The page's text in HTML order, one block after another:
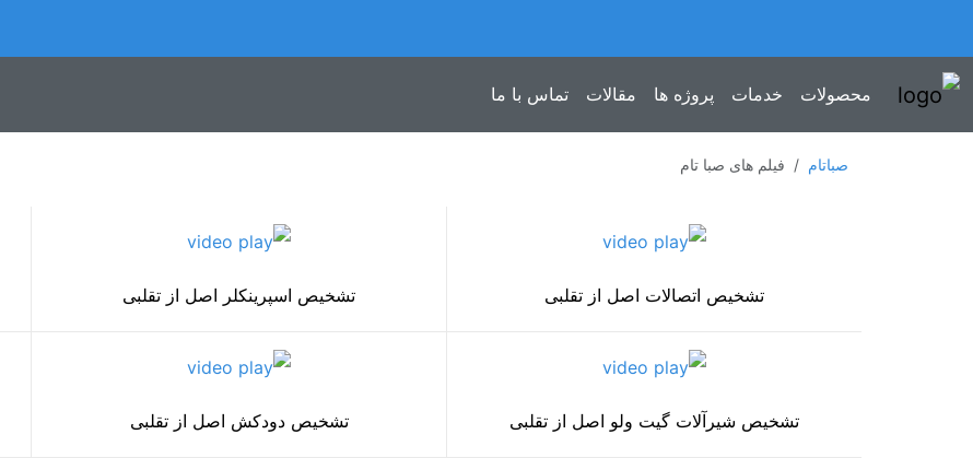
محصولات خدمات پروژه ها مقالات تماس با ما
صباتام فیلم های صبا تام
تشخیص اتصالات اصل از تقلبی تشخیص اسپرینکلر اصل از تقلبی
تشخیص شیرآلات گیت ولو اصل از تقلبی تشخیص دودکش اصل از تقلبی